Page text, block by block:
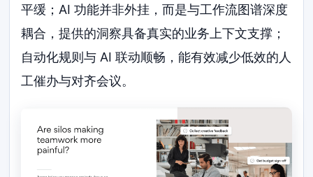
平缓；AI 功能并非外挂，而是与工作流图谱深度
耦合，提供的洞察具备真实的业务上下文支撑；
自动化规则与 AI 联动顺畅，能有效减少低效的人
工催办与对齐会议。